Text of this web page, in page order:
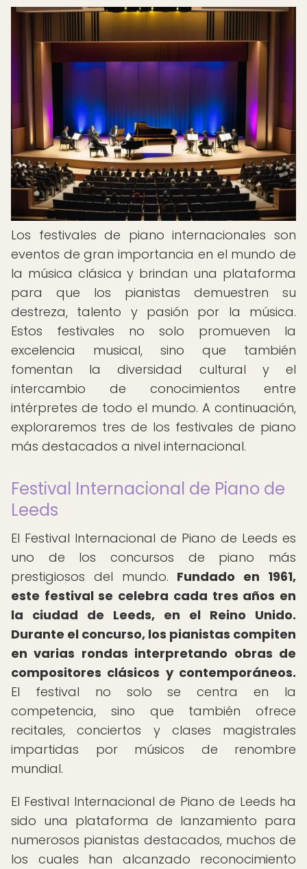
Los festivales de piano internacionales son
eventos de gran importancia en el mundo de
la música clásica y brindan una plataforma
para que los pianistas demuestren su
destreza, talento y pasión por la música.
Estos festivales no solo promueven la
excelencia musical, sino que también
fomentan la diversidad cultural y el
intercambio de conocimientos entre
intérpretes de todo el mundo. A continuación,
exploraremos tres de los festivales de piano
más destacados a nivel internacional.
Festival Internacional de Piano de
Leeds
El Festival Internacional de Piano de Leeds es
uno de los concursos de piano más
prestigiosos del mundo. Fundado en 1961,
este festival se celebra cada tres años en
la ciudad de Leeds, en el Reino Unido.
Durante el concurso, los pianistas compiten
en varias rondas interpretando obras de
compositores clásicos y contemporáneos.
El festival no solo se centra en la
competencia, sino que también ofrece
recitales, conciertos y clases magistrales
impartidas por músicos de renombre
mundial.
El Festival Internacional de Piano de Leeds ha
sido una plataforma de lanzamiento para
numerosos pianistas destacados, muchos de
los cuales han alcanzado reconocimiento